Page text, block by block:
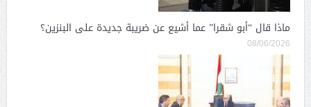
ماذا قال “أبو شقرا” عما أشيع عن ضريبة جديدة على البنزين؟
08/06/2026